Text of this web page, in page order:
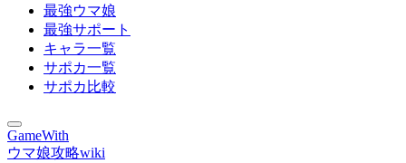
最強ウマ娘
最強サポート
キャラ一覧
サポカ一覧
サポカ比較
GameWith
ウマ娘攻略wiki